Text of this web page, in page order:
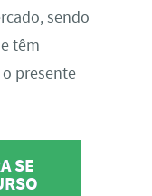
sendo
têm
presente
SE